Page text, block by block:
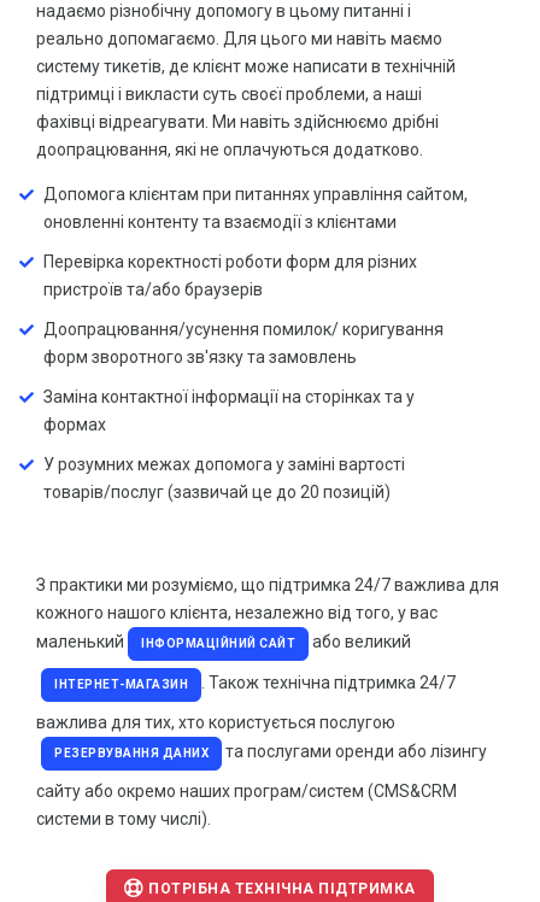
Додаткові зовнішні ефекти у дизайні сайтів від Інтер-
Нова послуга компанії Інтер-Біз – франшиза на
авторські прог…
Штрафи за відсутність на сайті української мови
згідно Закон…
Статті
Органічний трафік – можливості збільшення якісних
надаємо різнобічну допомогу в цьому питанні і
реально допомагаємо. Для цього ми навіть маємо
систему тикетів, де клієнт може написати в технічній
підтримці і викласти суть своєї проблеми, а наші
фахівці відреагувати. Ми навіть здійснюємо дрібні
доопрацювання, які не оплачуються додатково.
Допомога клієнтам при питаннях управління сайтом,
оновленні контенту та взаємодії з клієнтами
Перевірка коректності роботи форм для різних
пристроїв та/або браузерів
Доопрацювання/усунення помилок/ коригування
форм зворотного зв'язку та замовлень
Заміна контактної інформації на сторінках та у
формах
У розумних межах допомога у заміні вартості
товарів/послуг (зазвичай це до 20 позицій)
З практики ми розуміємо, що підтримка 24/7 важлива для
кожного нашого клієнта, незалежно від того, у вас
маленький
ІНФОРМАЦІЙНИЙ САЙТ або великий
ІНТЕРНЕТ-МАГАЗИН . Також технічна підтримка 24/7
важлива для тих, хто користується послугою
РЕЗЕРВУВАННЯ ДАНИХ та послугами оренди або лізингу
сайту або окремо наших програм/систем (CMS&CRM
системи в тому числі).
ПОТРІБНА ТЕХНІЧНА ПІДТРИМКА